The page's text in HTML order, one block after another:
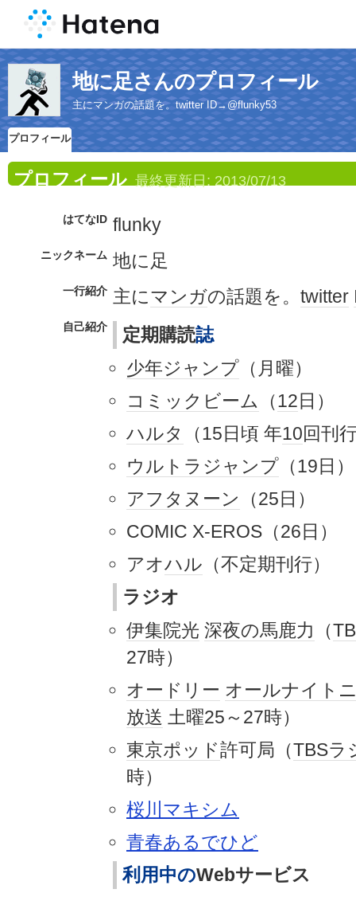
地に足さんのプロフィール
主にマンガの話題を。twitter ID→@flunky53
プロフィール
プロフィール 最終更新日: 2013/07/13
はてなID flunky
ニックネーム 地に足
一行紹介 主にマンガの話題を。 twitter
自己紹介 定期購読誌
少年ジャンプ （月曜）
コミックビーム
（12 日）
ハルタ
（15日頃 年10回刊
ウルトラジャンプ （19日）
アフタヌーン
（25日）
COMIC X-EROS（26日）
アオハル （不定期刊行）
ラジオ
伊集院光 深夜の馬鹿力 （
27時）
オードリー オールナイト
放送 土曜25～27時）
東京ポッド許可局（TBSラ
時）
桜川マキシム
青春あるでひど
利用中のWebサービス